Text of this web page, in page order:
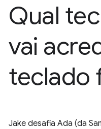
Qual
vai
teclado
Jake desafia Ada (da